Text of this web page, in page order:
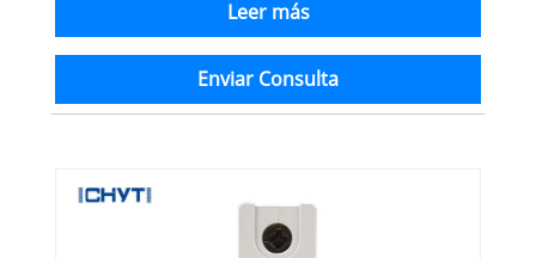
Leer más
Enviar Consulta